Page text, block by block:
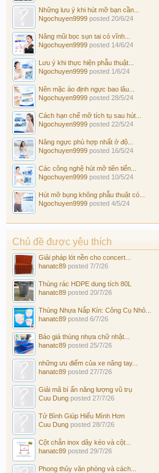
Những lưu ý khi hút mỡ bạn cần...
Ngochuyen9999 posted 20/6/24
Nâng mũi bọc sụn tai có vĩnh...
Ngochuyen9999 posted 14/6/24
Lưu ý khi thực hiện phẫu thuật...
Ngochuyen9999 posted 1/6/24
Nên mặc áo định ngực bao lâu...
Ngochuyen9999 posted 28/5/24
Cách hạn chế mỡ tích tụ sau hút...
Ngochuyen9999 posted 22/5/24
Nâng ngực phù hợp nhất ở độ...
Ngochuyen9999 posted 16/5/24
Các công nghệ hút mỡ tiên tiến...
Ngochuyen9999 posted 10/5/24
Hút mỡ bụng không phẫu thuật có...
Ngochuyen9999 posted 4/5/24
Chủ đề được yêu thích
Giải pháp lót nền cho concert...
hanatc89 posted 7/7/26
Thùng rác HDPE dung tích 80L
hanatc89 posted 20/7/26
Thùng Nhựa Nắp Kín: Công Cụ Nhỏ...
hanatc89 posted 6/7/26
Báo giá thùng nhựa chữ nhật...
hanatc89 posted 25/7/26
những ưu điểm của xe nâng tay...
hanatc89 posted 27/7/26
Giải mã bí ẩn năng lượng vũ trụ
Cuu Dung posted 27/7/26
Tử Bình Giúp Hiểu Mình Hơn
Cuu Dung posted 28/7/26
Cột chắn inox dây kéo và cột...
hanatc89 posted 29/7/26
Phong thủy văn phòng và cách...